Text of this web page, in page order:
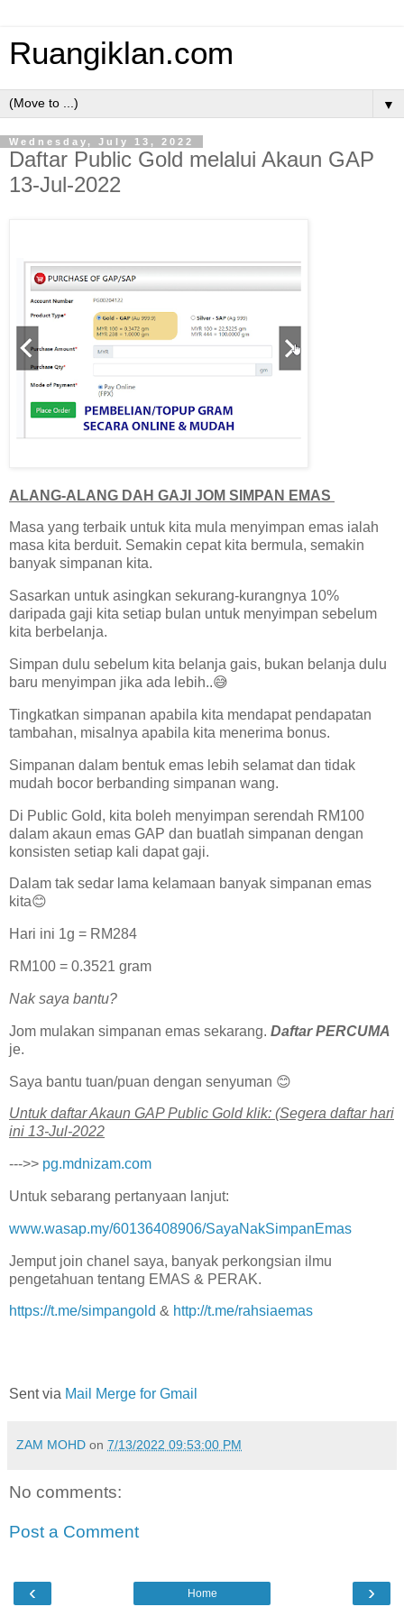
Ruangiklan.com
▼
Wednesday, July 13, 2022
Daftar Public Gold melalui Akaun GAP
13-Jul-2022
ALANG-ALANG DAH GAJI JOM SIMPAN EMAS
Masa yang terbaik untuk kita mula menyimpan emas ialah
masa kita berduit. Semakin cepat kita bermula, semakin
banyak simpanan kita.
Sasarkan untuk asingkan sekurang-kurangnya 10%
daripada gaji kita setiap bulan untuk menyimpan sebelum
kita berbelanja.
Simpan dulu sebelum kita belanja gais, bukan belanja dulu
baru menyimpan jika ada lebih..😅
Tingkatkan simpanan apabila kita mendapat pendapatan
tambahan, misalnya apabila kita menerima bonus.
Simpanan dalam bentuk emas lebih selamat dan tidak
mudah bocor berbanding simpanan wang.
Di Public Gold, kita boleh menyimpan serendah RM100
dalam akaun emas GAP dan buatlah simpanan dengan
konsisten setiap kali dapat gaji.
Dalam tak sedar lama kelamaan banyak simpanan emas
kita😊
Hari ini 1g = RM284
RM100 = 0.3521 gram
Nak saya bantu?
Jom mulakan simpanan emas sekarang. Daftar PERCUMA
je.
Saya bantu tuan/puan dengan senyuman 😊
U͏n͏t͏u͏k͏ d͏a͏f͏t͏a͏r͏ A͏k͏a͏u͏n͏ G͏A͏P͏ P͏u͏b͏l͏i͏c͏ G͏o͏l͏d͏ k͏l͏i͏k͏: (Segera daftar hari
ini 13-Jul-2022
--->> pg.mdnizam.com
Untuk sebarang pertanyaan lanjut:
www.wasap.my/60136408906/SayaNakSimpanEmas
Jemput join chanel saya, banyak perkongsian ilmu
pengetahuan tentang EMAS & PERAK.
https://t.me/simpangold & http://t.me/rahsiaemas
Sent via Mail Merge for Gmail
ZAM MOHD on 7/13/2022 09:53:00 PM
No comments:
Post a Comment
‹ ›
Home